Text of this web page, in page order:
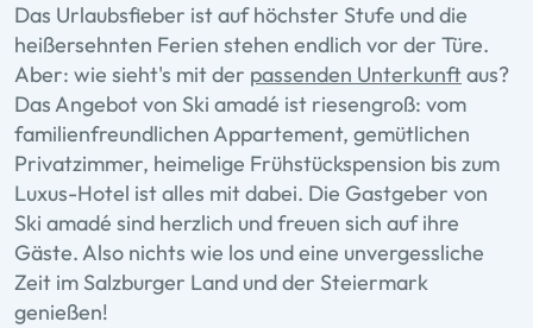
Das Urlaubsfieber ist auf höchster Stufe und die
heißersehnten Ferien stehen endlich vor der Türe.
Aber: wie sieht's mit der passenden Unterkunftaus?
Das Angebot von Ski amadé ist riesengroß: vom
familienfreundlichen Appartement, gemütlichen
Privatzimmer, heimelige Frühstückspension bis zum
Luxus-Hotel ist alles mit dabei. Die Gastgeber von
Ski amadé sind herzlich und freuen sich auf ihre
Gäste. Also nichts wie los und eine unvergessliche
Zeit im Salzburger Land und der Steiermark
genießen!